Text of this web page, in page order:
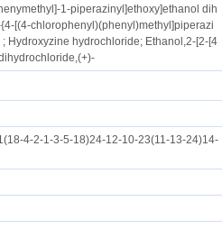
1-piperazinyl]ethoxy]ethanol dih
[(4-chlorophenyl)(phenyl)methyl]piperazi
Hydroxyzine hydrochloride; Ethanol,2-[2-[4
4-2-1-3-5-18)24-12-10-23(11-13-24)14-